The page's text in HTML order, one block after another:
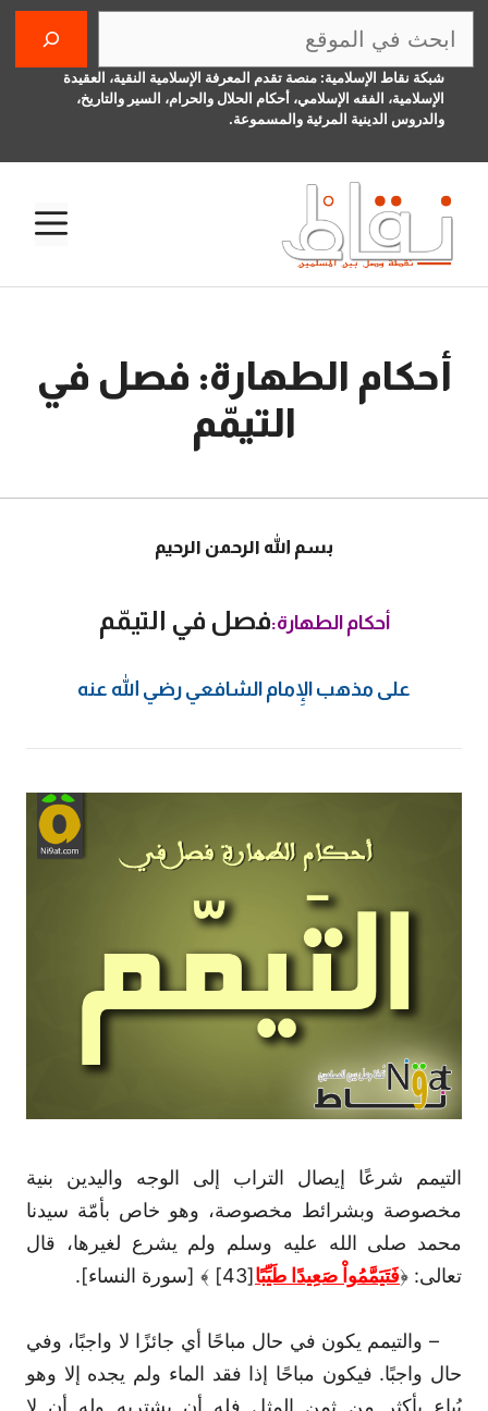
انتقل
المحتوىشبكة نقاط الإسلامية: منصة تقدم المعرفة الإسلامية النقية، العقيدة
الإسلامية، الفقه الإسلامي، أحكام الحلال والحرام، السير والتاريخ،
والدروس الدينية المرئية والمسموعة.
أحكام الطهارة: فصل في
التيمّم
بسم الله الرحمن الرحيم
أحكام الطهارة:فصل في التيمّم
على مذهب الإِمام الشافعي رضي الله عنه
التيمم شرعًا إيصال التراب إلى الوجه واليدين بنية
مخصوصة وبشرائط مخصوصة، وهو خاص بأمّة سيدنا
محمد صلى الله عليه وسلم ولم يشرع لغيرها، قال
تعالى: ﴿فَتَيَمَّمُواْ صَعِيدًا طَيِّبًا[43] ﴾ [سورة النساء].
– والتيمم يكون في حال مباحًا أي جائزًا لا واجبًا، وفي
حال واجبًا. فيكون مباحًا إذا فقد الماء ولم يجده إلا وهو
يُباع بأكثر من ثمن المثل فله أن يشتريه وله أن لا